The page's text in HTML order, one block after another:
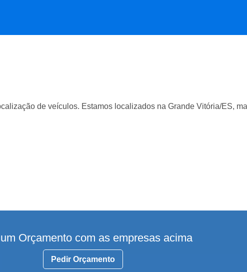
de veículos. Estamos localizados na Grande Vitória/ES,
Orçamento com as empresas acima
Pedir Orçamento